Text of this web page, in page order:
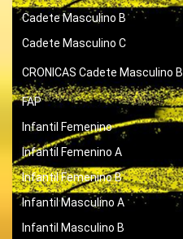
Cadete Masculino B
Cadete Masculino C
CRONICAS Cadete Masculino B
FAP
Infantil Femenino
Infantil Femenino A
Infantil Femenino B
Infantil Masculino A
Infantil Masculino B